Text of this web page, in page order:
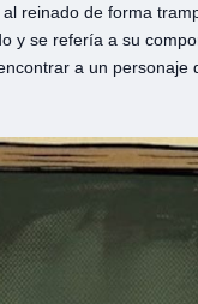
reinado de forma
y se refería a su
a un